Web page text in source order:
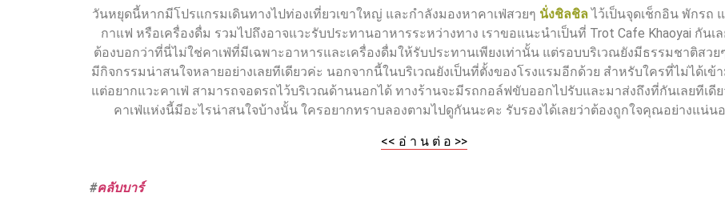
วันหยุดนี้หากมีโปรแกรมเดินทางไปท่องเที่ยวเขาใหญ่ และกำลังมองหาคาเฟ่สวยๆ นั่งชิลชิลไว้เป็นจุดเช็กอิน พักรถ
กาแฟ หรือเครื่องดื่ม รวมไปถึงอาจแวะรับประทานอาหารระหว่างทาง เราขอแนะนำเป็นที่ Trot Cafe Khaoyai กันเ
ต้องบอกว่าที่นี่ไม่ใช่คาเฟ่ที่มีเฉพาะอาหารและเครื่องดื่มให้รับประทานเพียงเท่านั้น แต่รอบบริเวณยังมีธรรมชาติสวย
มีกิจกรรมน่าสนใจหลายอย่างเลยทีเดียวค่ะ นอกจากนี้ในบริเวณยังเป็นที่ตั้งของโรงแรมอีกด้วย สำหรับใครที่ไม่ได้เข้
แต่อยากแวะคาเฟ่ สามารถจอดรถไว้บริเวณด้านนอกได้ ทางร้านจะมีรถกอล์ฟขับออกไปรับและมาส่งถึงที่กันเลยทีเดีย
คาเฟ่แห่งนี้มีอะไรน่าสนใจบ้างนั้น ใครอยากทราบลองตามไปดูกันนะคะ รับรองได้เลยว่าต้องถูกใจคุณอย่างแน่น
<< อ่ า น ต่ อ >>
#คลับบาร์